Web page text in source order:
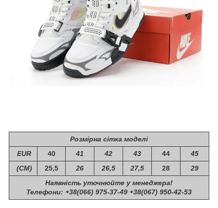
Розмірна сітка моделі
EUR
40 41 42 43 44
45
(СМ)
25,5 26 26,5 27,5 28
29
Наявність уточнюйте у менеджера!
Телефони: +38(066) 975-37-49 +38(067) 950-42-53